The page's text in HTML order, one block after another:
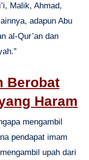
Malik, Ahmad,
adapun Abu
al-Qur’an dan
Berobat
Haram
mengambil
pendapat imam
upah dari